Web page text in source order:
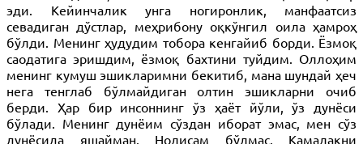
эди. Кейинчалик унга ногиронлик, манфаатсиз
севадиган дўстлар, меҳрибону оқкўнгил оила ҳамроҳ
бўлди. Менинг ҳудудим тобора кенгайиб борди. Ёзмоқ
саодатига эришдим, ёзмоқ бахтини туйдим. Оллоҳим
менинг кумуш эшикларимни бекитиб, мана шундай ҳеч
нега тенглаб бўлмайдиган олтин эшикларни очиб
берди. Ҳар бир инсоннинг ўз ҳаёт йўли, ўз дунёси
бўлади. Менинг дунёим сўздан иборат эмас, мен сўз
дунёсида яшайман. Нолисам бўлмас. Камалакни